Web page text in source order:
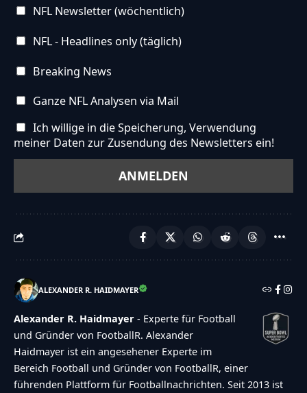
NFL Newsletter (wöchentlich)
NFL - Headlines only (täglich)
Breaking News
Ganze NFL Analysen via Mail
Ich willige in die Speicherung, Verwendung
meiner Daten zur Zusendung des Newsletters ein!
ALEXANDER R. HAIDMAYER
Alexander R. Haidmayer - Experte für Football
und Gründer von FootballR. Alexander
Haidmayer ist ein angesehener Experte im
Bereich Football und Gründer von FootballR, einer
führenden Plattform für Footballnachrichten. Seit 2013 ist